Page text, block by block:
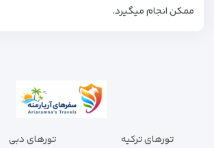
ممکن انجام میگیرد.
تورهای ترکیه
تورهای دبی